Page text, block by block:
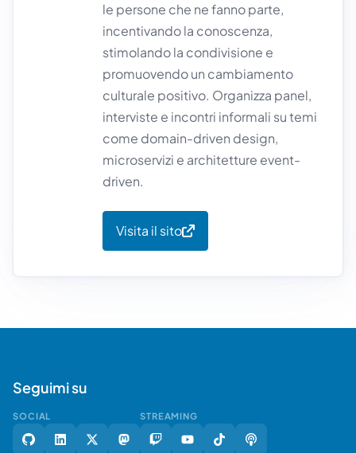
le persone che ne fanno parte,
incentivando la conoscenza,
stimolando la condivisione e
promuovendo un cambiamento
culturale positivo. Organizza panel,
interviste e incontri informali su temi
come domain-driven design,
microservizi e architetture event-
driven.
Visita il sito
Seguimi su
SOCIAL STREAMING